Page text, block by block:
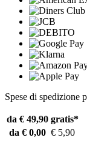
Spese di spedizione
da € 49,90 gratis*
da € 0,00 € 5,90